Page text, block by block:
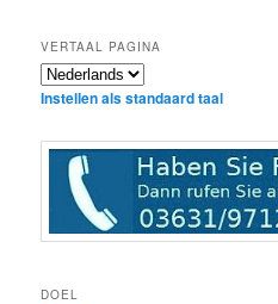
VERTAAL PAGINA
Instellen als standaard taal
DOEL